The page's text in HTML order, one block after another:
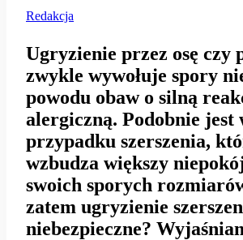
Redakcja
Ugryzienie przez osę czy
zwykle wywołuje spory
powodu obaw o silną
alergiczną. Podobnie jest
przypadku szerszenia,
wzbudza większy
swoich sporych
zatem ugryzienie
niebezpieczne?